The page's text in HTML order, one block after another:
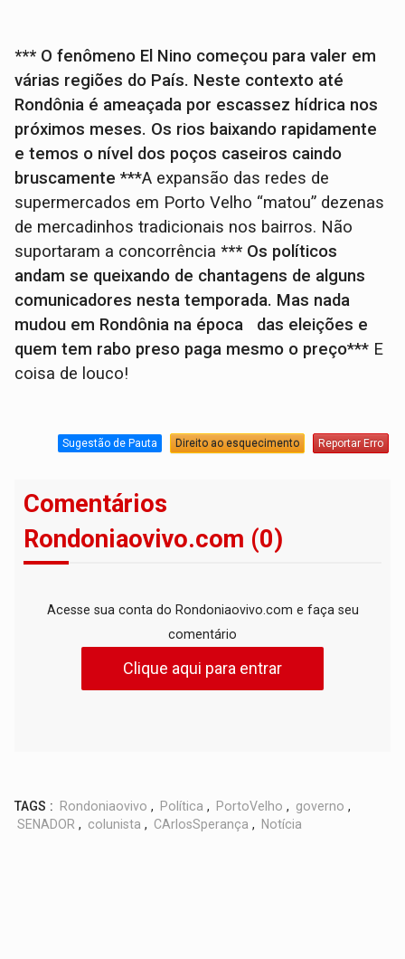
*** O fenômeno El Nino começou para valer em
várias regiões do País. Neste contexto até
Rondônia é ameaçada por escassez hídrica nos
próximos meses. Os rios baixando rapidamente
e temos o nível dos poços caseiros caindo
bruscamente***A expansão das redes de
supermercados em Porto Velho “matou” dezenas
de mercadinhos tradicionais nos bairros. Não
suportaram a concorrência*** Os políticos
andam se queixando de chantagens de alguns
comunicadores nesta temporada. Mas nada
mudou em Rondônia na época das eleições e
quem tem rabo preso paga mesmo o preço*** E
coisa de louco!
Sugestão de Pauta Direito ao esquecimento Reportar Erro
Comentários
Rondoniaovivo.com (0)
Acesse sua conta do Rondoniaovivo.com e faça seu
comentário
Clique aqui para entrar
TAGS : Rondoniaovivo , Política , PortoVelho , governo ,
SENADOR , colunista , CArlosSperança , Notícia